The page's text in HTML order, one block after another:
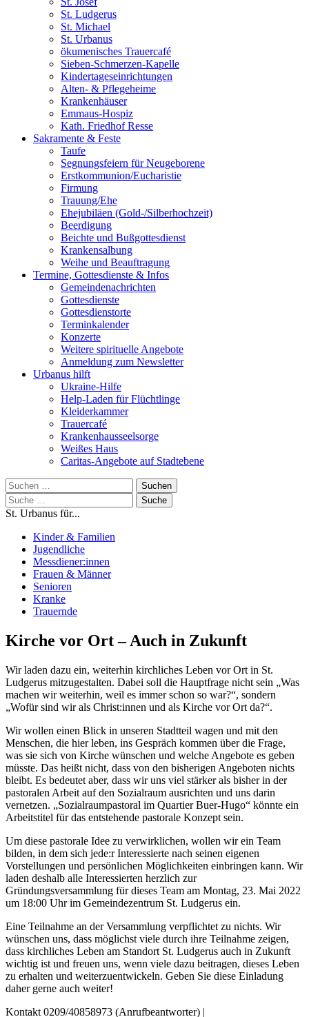
St. Ludgerus
St. Michael
St. Urbanus
ökumenisches Trauercafé
Sieben-Schmerzen-Kapelle
Kindertageseinrichtungen
Alten- & Pflegeheime
Krankenhäuser
Emmaus-Hospiz
Kath. Friedhof Resse
Sakramente & Feste
Taufe
Segnungsfeiern für Neugeborene
Erstkommunion/Eucharistie
Firmung
Trauung/Ehe
Ehejubiläen (Gold-/Silberhochzeit)
Beerdigung
Beichte und Bußgottesdienst
Krankensalbung
Weihe und Beauftragung
Termine, Gottesdienste & Infos
Gemeindenachrichten
Gottesdienste
Gottesdienstorte
Terminkalender
Konzerte
Weitere spirituelle Angebote
Anmeldung zum Newsletter
Urbanus hilft
Ukraine-Hilfe
Help-Laden für Flüchtlinge
Kleiderkammer
Trauercafé
Krankenhausseelsorge
Weißes Haus
Caritas-Angebote auf Stadtebene
Suchen
nach:
Suche
nach:
St. Urbanus für...
Kinder & Familien
Jugendliche
Messdiener:innen
Frauen & Männer
Senioren
Kranke
Trauernde
Kirche vor Ort – Auch in Zukunft
Wir laden dazu ein, weiterhin kirchliches Leben vor Ort in St.
Ludgerus mitzugestalten. Dabei soll die Hauptfrage nicht sein „Was
machen wir weiterhin, weil es immer schon so war?“, sondern
„Wofür sind wir als Christ:innen und als Kirche vor Ort da?“.
Wir wollen einen Blick in unseren Stadtteil wagen und mit den
Menschen, die hier leben, ins Gespräch kommen über die Frage,
was sie sich von Kirche wünschen und welche Angebote es geben
müsste. Das heißt nicht, dass von den bisherigen Angeboten nichts
bleibt. Es bedeutet aber, dass wir uns viel stärker als bisher in der
pastoralen Arbeit auf den Sozialraum ausrichten und uns darin
vernetzen. „Sozialraumpastoral im Quartier Buer-Hugo“ könnte ein
Arbeitstitel für das entstehende pastorale Konzept sein.
Um diese pastorale Idee zu verwirklichen, wollen wir ein Team
bilden, in dem sich jede:r Interessierte nach seinen eigenen
Vorstellungen und persönlichen Möglichkeiten einbringen kann. Wir
laden deshalb alle Interessierten herzlich zur
Gründungsversammlung für dieses Team am Montag, 23. Mai 2022
um 18:00 Uhr im Gemeindezentrum St. Ludgerus ein.
Eine Teilnahme an der Versammlung verpflichtet zu nichts. Wir
wünschen uns, dass möglichst viele durch ihre Teilnahme zeigen,
dass kirchliches Leben am Standort St. Ludgerus auch in Zukunft
wichtig ist und freuen uns, wenn viele dazu beitragen, dieses Leben
zu erhalten und weiterzuentwickeln. Geben Sie diese Einladung
daher gerne auch weiter!
Kontakt 0209/40858973 (Anrufbeantworter) |